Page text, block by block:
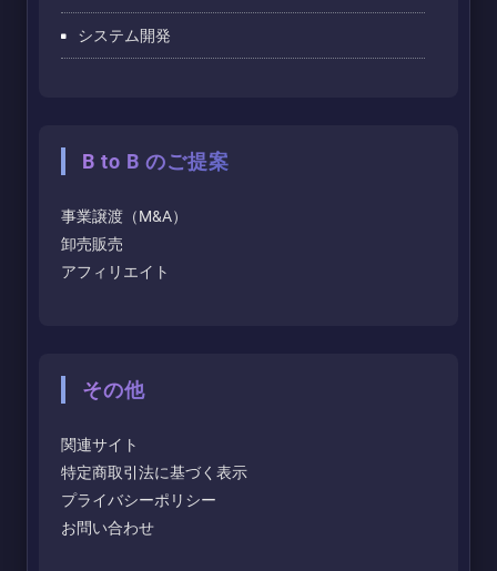
システム開発
B to B のご提案
事業譲渡（M&A）
卸売販売
アフィリエイト
その他
関連サイト
特定商取引法に基づく表示
プライバシーポリシー
お問い合わせ